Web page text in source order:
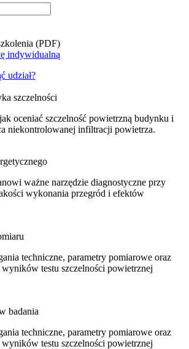
(PDF)
indywidualną
udział?
szczelności
oceniać szczelność powietrzną budynku i
niekontrolowanej infiltracji powietrza.
ważne narzędzie diagnostyczne przy
wykonania przegród i efektów
techniczne, parametry pomiarowe oraz
testu szczelności powietrznej
badania
techniczne, parametry pomiarowe oraz
testu szczelności powietrznej